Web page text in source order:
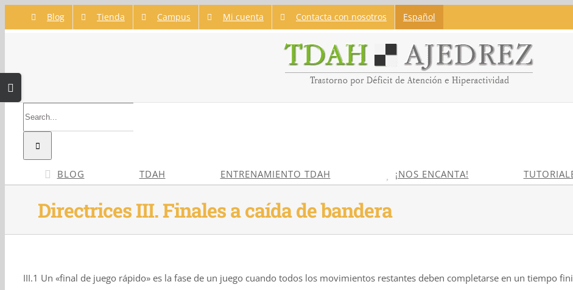
to
Blog Tienda Campus Mi cuenta Contacta con nosotros Español
Search
for:
BLOG TDAH ENTRENAMIENTO TDAH ¡NOS ENCANTA!
Directrices III. Finales a caída de bandera
III.1 Un «final de juego rápido» es la fase de un juego cuando todos los movimientos restantes deben completarse en un tiempo
Toggle
Sliding